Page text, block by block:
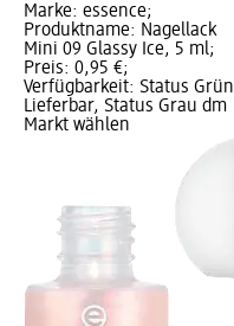
Marke: essence;
Produktname: Nagellack
Mini 09 Glassy Ice, 5 ml;
Preis: 0,95 €;
Verfügbarkeit: Status Grün
Lieferbar, Status Grau dm
Markt wählen